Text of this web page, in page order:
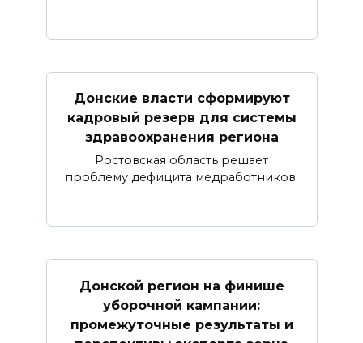
Донские власти сформируют
кадровый резерв для системы
здравоохранения региона
Ростовская область решает
проблему дефицита медработников.
Донской регион на финише
уборочной кампании:
промежуточные результаты и